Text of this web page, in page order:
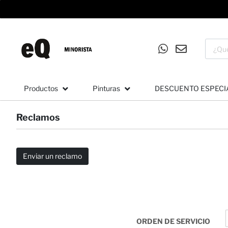
Productos Pinturas DESCUENTO
Reclamos
Enviar un reclamo
ORDEN DE SERVICIO